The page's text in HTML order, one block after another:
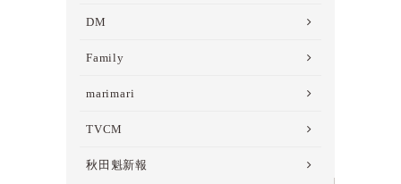
DM
Family
marimari
TVCM
秋田魁新報